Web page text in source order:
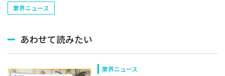
業界ニュース
あわせて読みたい
業界ニュース